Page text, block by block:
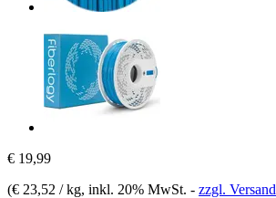
€ 19,99
(€ 23,52 / kg, inkl. 20% MwSt. - zzgl. Versand